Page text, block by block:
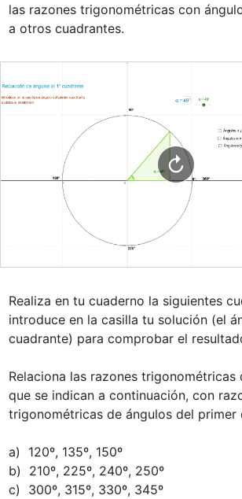
las razones trigonométricas con
a otros cuadrantes.
Realiza en tu cuaderno la siguientes
introduce en la casilla tu solución (el
cuadrante) para comprobar el
Relaciona las razones trigonométricas
que se indican a continuación, con
trigonométricas de ángulos del primer
a)  120º, 135º, 150º
b)  210º, 225º, 240º, 250º
c)  300º, 315º, 330º, 345º